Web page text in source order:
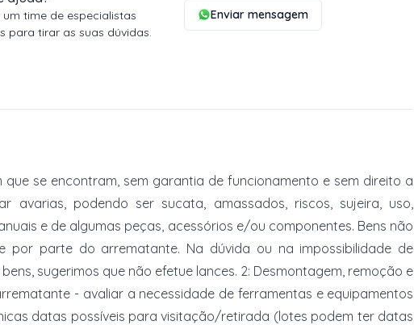
um time de especialistas
para tirar as suas dúvidas.
Enviar mensagem
se encontram, sem garantia de funcionamento e sem direito a
avarias, podendo ser sucata, amassados, riscos, sujeira, uso,
e de algumas peças, acessórios e/ou componentes. Bens não
por parte do arrematante. Na dúvida ou na impossibilidade de
sugerimos que não efetue lances. 2: Desmontagem, remoção e
- avaliar a necessidade de ferramentas e equipamentos
datas possíveis para visitação/retirada (lotes podem ter datas